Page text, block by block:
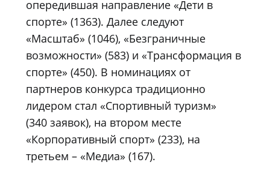
опередившая направление «Дети в
спорте» (1363). Далее следуют
«Масштаб» (1046), «Безграничные
возможности» (583) и «Трансформация в
спорте» (450). В номинациях от
партнеров конкурса традиционно
лидером стал «Спортивный туризм»
(340 заявок), на втором месте
«Корпоративный спорт» (233), на
третьем – «Медиа» (167).